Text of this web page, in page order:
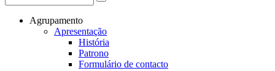
Formulário de procura
Agrupamento
Apresentação
História
Patrono
Formulário de contacto